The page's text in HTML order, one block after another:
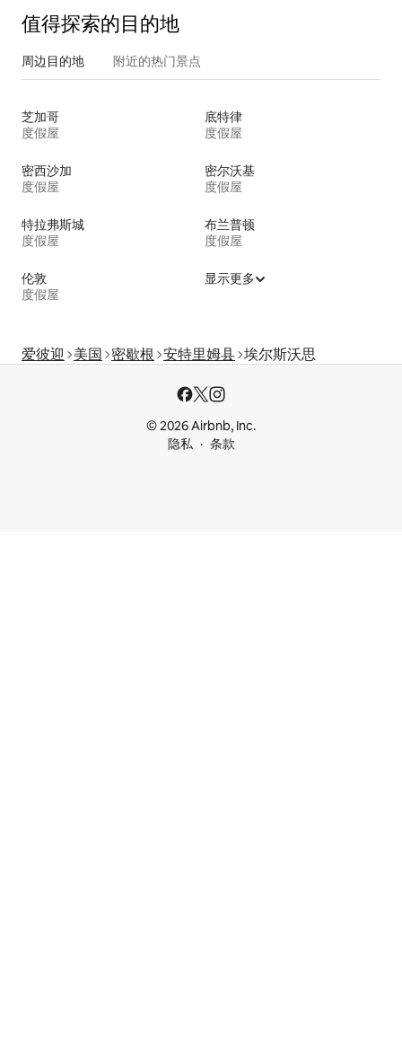
值得探索的目的地
周边目的地 附近的热门景点
芝加哥
度假屋
底特律
度假屋
密西沙加
度假屋
密尔沃基
度假屋
特拉弗斯城
度假屋
布兰普顿
度假屋
伦敦
度假屋
显示更多
爱彼迎 美国 密歇根 安特里姆县 埃尔斯沃思
© 2026 Airbnb, Inc.
隐私
条款